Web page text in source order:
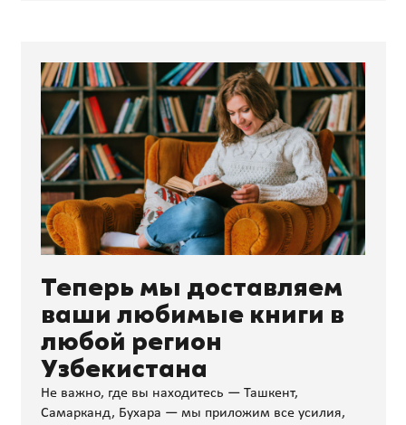
Теперь мы доставляем
ваши любимые книги в
любой регион
Узбекистана
Не важно, где вы находитесь — Ташкент,
Самарканд, Бухара — мы приложим все усилия,